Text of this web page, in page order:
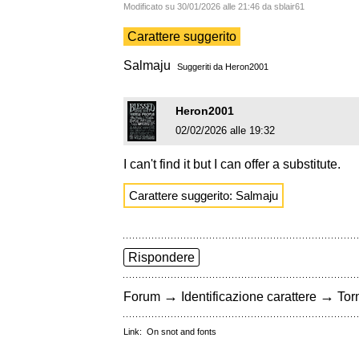
Modificato su 30/01/2026 alle 21:46 da sblair61
Carattere suggerito
Salmaju Suggeriti da Heron2001
Heron2001
02/02/2026 alle 19:32
I can't find it but I can offer a substitute.
Carattere suggerito: Salmaju
Rispondere
Forum → Identificazione carattere →
Link: On snot and fonts